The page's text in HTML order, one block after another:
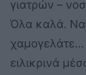
γιατρών –
Όλα καλά. Να
ειλικρινά